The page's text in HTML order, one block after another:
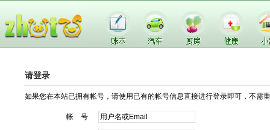
请登录
如果您在本站已拥有帐号，请使用已有的帐号信息直接进行登录即可，不需
帐 号